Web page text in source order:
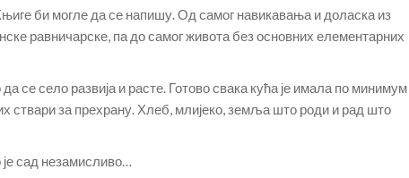
би могле да се напишу. Од самог навикавања и доласка из
равничарске, па до самог живота без основних елементарних
се село развија и расте. Готово свака кућа је имала по минимум
ствари за прехрану. Хлеб, млијеко, земља што роди и рад што
сад незамисливо…